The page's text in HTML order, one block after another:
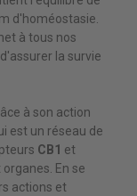
d'homéostasie.
à tous nos
la survie
à son action
est un réseau de
CB1 et
En se
actions et